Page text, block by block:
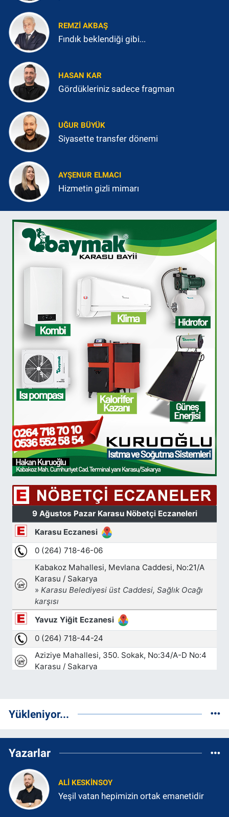
REMZI AKBAŞ
Fındık beklendiği gibi...
HASAN KAR
Gördükleriniz sadece fragman
UĞUR BÜYÜK
Siyasette transfer dönemi
AYŞENUR ELMACI
Hizmetin gizli mimarı
Yükleniyor...
Yazarlar
ALI KESKINSOY
Yeşil vatan hepimizin ortak emanetidir